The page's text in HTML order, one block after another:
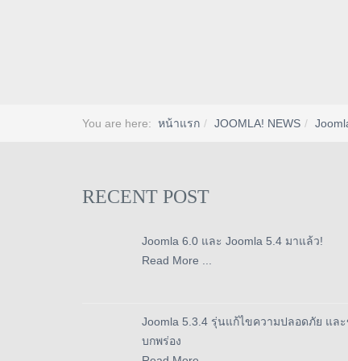
You are here: หน้าแรก JOOMLA! NEWS
RECENT POST
Joomla 6.0 และ Joomla 5.4 มาแล้ว!
Read More ...
Joomla 5.3.4 รุ่นแก้ไขความปลอดภัย แล
บกพร่อง